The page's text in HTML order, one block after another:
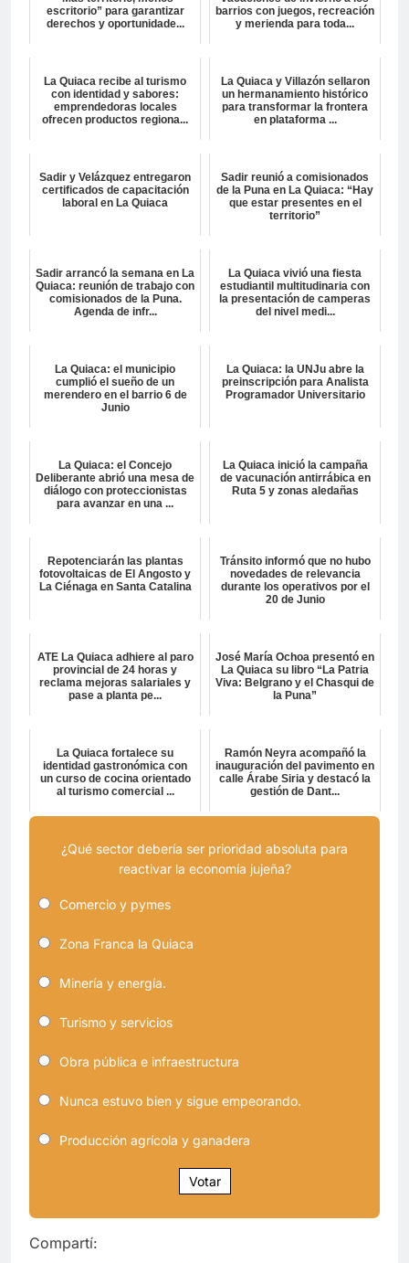
escritorio” para garantizar
derechos y oportunidade...
barrios con juegos, recreación
y merienda para toda...
La Quiaca recibe al turismo
con identidad y sabores:
emprendedoras locales
ofrecen productos regiona...
La Quiaca y Villazón sellaron
un hermanamiento histórico
para transformar la frontera
en plataforma ...
Sadir y Velázquez entregaron
certificados de capacitación
laboral en La Quiaca
Sadir reunió a comisionados
de la Puna en La Quiaca: “Hay
que estar presentes en el
territorio”
Sadir arrancó la semana en La
Quiaca: reunión de trabajo con
comisionados de la Puna.
Agenda de infr...
La Quiaca vivió una fiesta
estudiantil multitudinaria con
la presentación de camperas
del nivel medi...
La Quiaca: el municipio
cumplió el sueño de un
merendero en el barrio 6 de
Junio
La Quiaca: la UNJu abre la
preinscripción para Analista
Programador Universitario
La Quiaca: el Concejo
Deliberante abrió una mesa de
diálogo con proteccionistas
para avanzar en una ...
La Quiaca inició la campaña
de vacunación antirrábica en
Ruta 5 y zonas aledañas
Repotenciarán las plantas
fotovoltaicas de El Angosto y
La Ciénaga en Santa Catalina
Tránsito informó que no hubo
novedades de relevancia
durante los operativos por el
20 de Junio
ATE La Quiaca adhiere al paro
provincial de 24 horas y
reclama mejoras salariales y
pase a planta pe...
José María Ochoa presentó en
La Quiaca su libro “La Patria
Viva: Belgrano y el Chasqui de
la Puna”
La Quiaca fortalece su
identidad gastronómica con
un curso de cocina orientado
al turismo comercial ...
Ramón Neyra acompañó la
inauguración del pavimento en
calle Árabe Siria y destacó la
gestión de Dant...
¿Qué sector debería ser prioridad absoluta para
reactivar la economía jujeña?
Comercio y pymes
Zona Franca la Quiaca
Minería y energía.
Turismo y servicios
Obra pública e infraestructura
Nunca estuvo bien y sigue empeorando.
Producción agrícola y ganadera
Votar
Compartí: